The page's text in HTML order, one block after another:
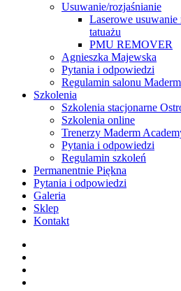
Usuwanie/rozjaśnianie
Laserowe usuwanie
tatuażu
PMU REMOVER
Agnieszka Majewska
Pytania i odpowiedzi
Regulamin salonu
Szkolenia
Szkolenia stacjonarne
Szkolenia online
Trenerzy Maderm
Pytania i odpowiedzi
Regulamin szkoleń
Permanentnie Piękna
Pytania i odpowiedzi
Galeria
Sklep
Kontakt